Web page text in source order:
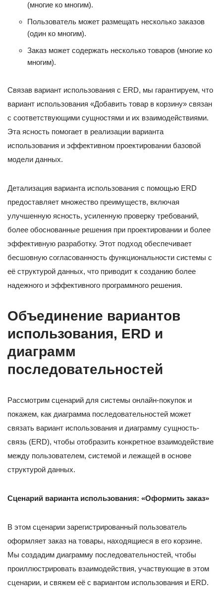
(многие ко многим).
Пользователь может размещать несколько заказов
(один ко многим).
Заказ может содержать несколько товаров (многие ко
многим).
Связав вариант использования с ERD, мы гарантируем, что
вариант использования «Добавить товар в корзину» связан
с соответствующими сущностями и их взаимодействиями.
Эта ясность помогает в реализации варианта
использования и эффективном проектировании базовой
модели данных.
Детализация варианта использования с помощью ERD
предоставляет множество преимуществ, включая
улучшенную ясность, усиленную проверку требований,
более обоснованные решения при проектировании и более
эффективную разработку. Этот подход обеспечивает
бесшовную согласованность функциональности системы с
её структурой данных, что приводит к созданию более
надежного и эффективного программного решения.
Объединение вариантов
использования, ERD и
диаграмм
последовательностей
Рассмотрим сценарий для системы онлайн-покупок и
покажем, как диаграмма последовательностей может
связать вариант использования и диаграмму сущность-
связь (ERD), чтобы отобразить конкретное взаимодействие
между пользователем, системой и лежащей в основе
структурой данных.
Сценарий варианта использования: «Оформить заказ»
В этом сценарии зарегистрированный пользователь
оформляет заказ на товары, находящиеся в его корзине.
Мы создадим диаграмму последовательностей, чтобы
проиллюстрировать взаимодействия, участвующие в этом
сценарии, и свяжем её с вариантом использования и ERD.